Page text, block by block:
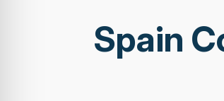
Spain